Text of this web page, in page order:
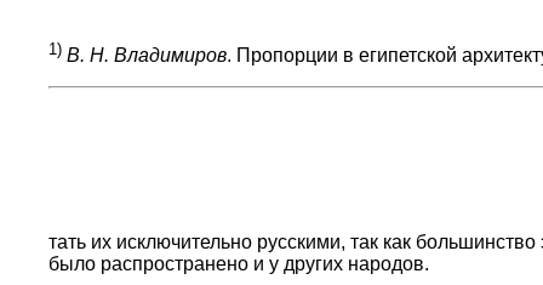
1) В. Н. Владимиров. Пропорции в египетской
тать их исключительно русскими, так как
было распространено и у других народов.